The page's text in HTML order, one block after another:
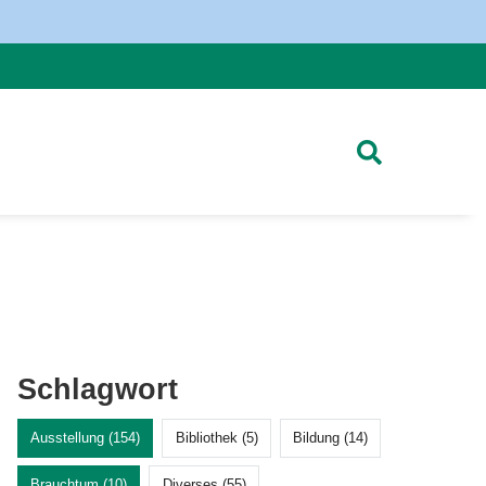
Schlagwort
Ausstellung (154) Bibliothek (5) Bildung (14)